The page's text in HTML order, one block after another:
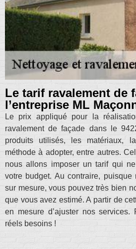
Le tarif ravalement de
l’entreprise ML
Le prix appliqué pour la
ravalement de façade dans le
produits utilisés, les matériaux,
méthode à adopter, entre autres.
nous allons imposer un tarif qui
votre budget. Au contraire, puisque
sur mesure, vous pouvez très bien
que vous avez estimé. A partir de
en mesure d’ajuster nos services.
réels besoins !